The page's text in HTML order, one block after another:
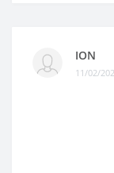
ION
11/02/